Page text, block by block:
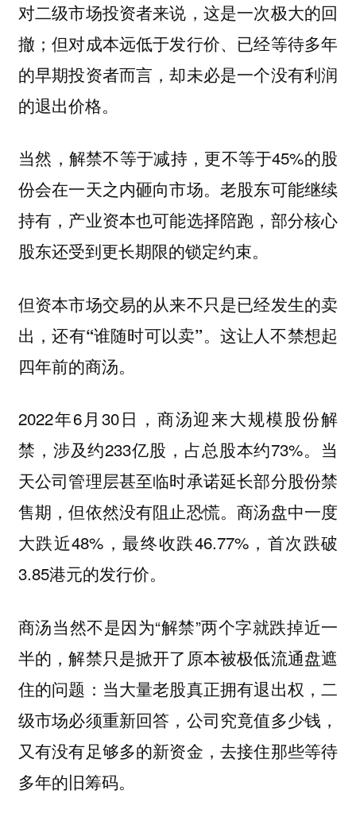
对二级市场投资者来说，这是一次极大的回
撤；但对成本远低于发行价、已经等待多年
的早期投资者而言，却未必是一个没有利润
的退出价格。
当然，解禁不等于减持，更不等于45%的股
份会在一天之内砸向市场。老股东可能继续
持有，产业资本也可能选择陪跑，部分核心
股东还受到更长期限的锁定约束。
但资本市场交易的从来不只是已经发生的卖
出，还有“谁随时可以卖”。 这让人不禁想起
四年前的商汤。
2022年6月30日，商汤迎来大规模股份解
禁，涉及约233亿股，占总股本约73%。当
天公司管理层甚至临时承诺延长部分股份禁
售期，但依然没有阻止恐慌。商汤盘中一度
大跌近48%，最终收跌46.77%，首次跌破
3.85港元的发行价。
商汤当然不是因为“解禁”两个字就跌掉近一
半的，解禁只是掀开了原本被极低流通盘遮
住的问题：当大量老股真正拥有退出权，二
级市场必须重新回答，公司究竟值多少钱，
又有没有足够多的新资金，去接住那些等待
多年的旧筹码。